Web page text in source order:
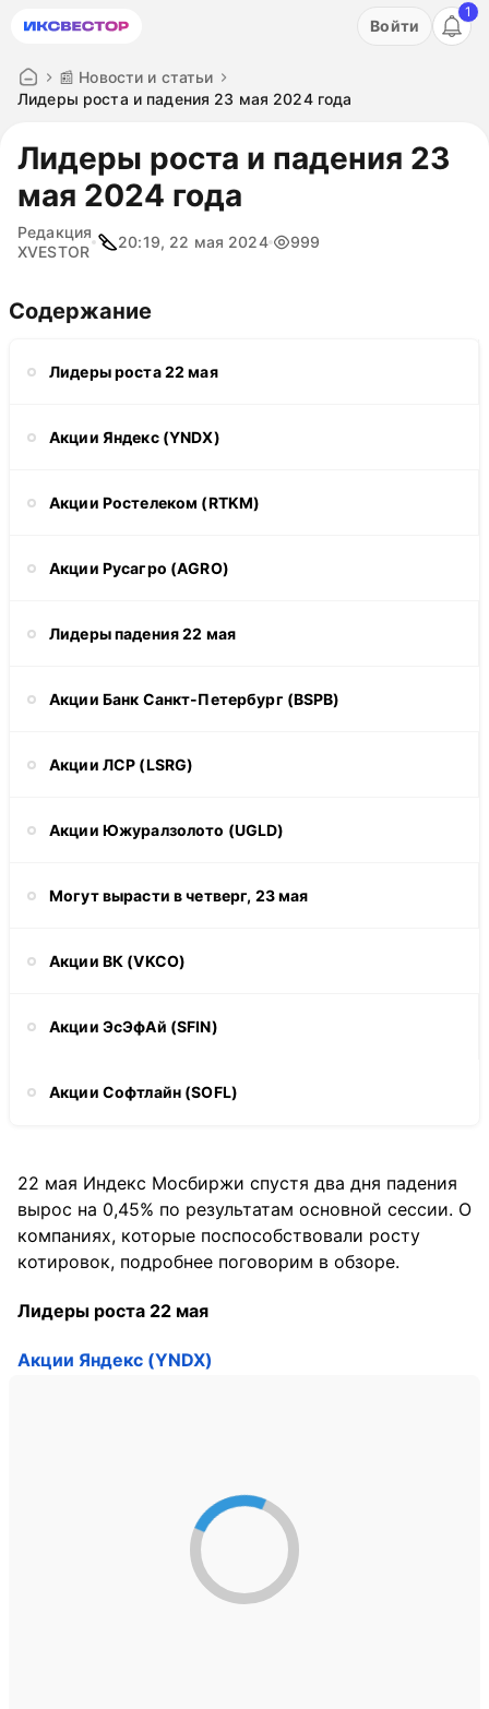
Акция: бесплатный пробный период на 3 дня!
Войти
1
📰 Новости и статьи
Лидеры роста и падения 23 мая 2024 года
Лидеры роста и падения 23
мая 2024 года
Редакция
XVESTOR
20:19, 22 мая 2024 999
Содержание
Лидеры роста 22 мая
Акции Яндекс (YNDX)
Акции Ростелеком (RTKM)
Акции Русагро (AGRO)
Лидеры падения 22 мая
Акции Банк Санкт-Петербург (BSPB)
Акции ЛСР (LSRG)
Акции Южуралзолото (UGLD)
Могут вырасти в четверг, 23 мая
Акции ВК (VKCO)
Акции ЭсЭфАй (SFIN)
Акции Софтлайн (SOFL)
22 мая Индекс Мосбиржи спустя два дня падения
вырос на 0,45% по результатам основной сессии. О
компаниях, которые поспособствовали росту
котировок, подробнее поговорим в обзоре.
Лидеры роста 22 мая
Акции Яндекс (YNDX)